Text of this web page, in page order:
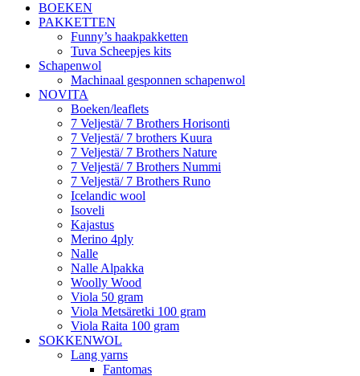
BOEKEN
PAKKETTEN
Funny’s haakpakketten
Tuva Scheepjes kits
Schapenwol
Machinaal gesponnen schapenwol
NOVITA
Boeken/leaflets
7 Veljestä/ 7 Brothers Horisonti
7 Veljestä/ 7 brothers Kuura
7 Veljestä/ 7 Brothers Nature
7 Veljestä/ 7 Brothers Nummi
7 Veljestä/ 7 Brothers Runo
Icelandic wool
Isoveli
Kajastus
Merino 4ply
Nalle
Nalle Alpakka
Woolly Wood
Viola 50 gram
Viola Metsäretki 100 gram
Viola Raita 100 gram
SOKKENWOL
Lang yarns
Fantomas